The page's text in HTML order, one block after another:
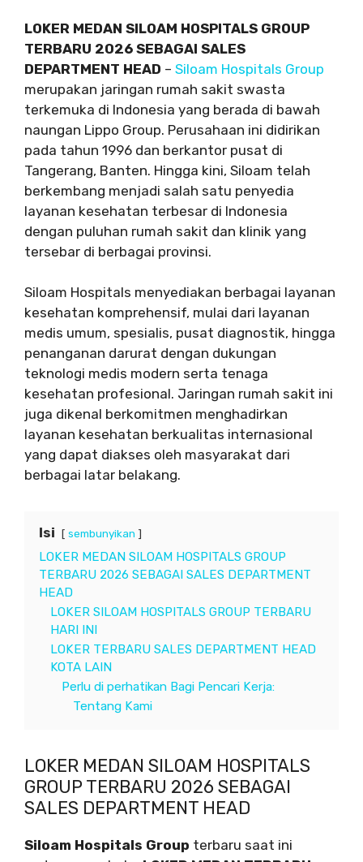
LOKER MEDAN SILOAM HOSPITALS GROUP
TERBARU 2026 SEBAGAI SALES
DEPARTMENT HEAD – Siloam Hospitals Group
merupakan jaringan rumah sakit swasta
terkemuka di Indonesia yang berada di bawah
naungan Lippo Group. Perusahaan ini didirikan
pada tahun 1996 dan berkantor pusat di
Tangerang, Banten. Hingga kini, Siloam telah
berkembang menjadi salah satu penyedia
layanan kesehatan terbesar di Indonesia
dengan puluhan rumah sakit dan klinik yang
tersebar di berbagai provinsi.
Siloam Hospitals menyediakan berbagai layanan
kesehatan komprehensif, mulai dari layanan
medis umum, spesialis, pusat diagnostik, hingga
penanganan darurat dengan dukungan
teknologi medis modern serta tenaga
kesehatan profesional. Jaringan rumah sakit ini
juga dikenal berkomitmen menghadirkan
layanan kesehatan berkualitas internasional
yang dapat diakses oleh masyarakat dari
berbagai latar belakang.
Isi sembunyikan
LOKER MEDAN SILOAM HOSPITALS GROUP
TERBARU 2026 SEBAGAI SALES DEPARTMENT
HEAD
LOKER SILOAM HOSPITALS GROUP TERBARU
HARI INI
LOKER TERBARU SALES DEPARTMENT HEAD
KOTA LAIN
Perlu di perhatikan Bagi Pencari Kerja:
Tentang Kami
LOKER MEDAN SILOAM HOSPITALS
GROUP TERBARU 2026 SEBAGAI
SALES DEPARTMENT HEAD
Siloam Hospitals Group terbaru saat ini